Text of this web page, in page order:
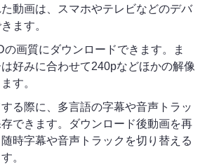
動画は、スマホやテレビなどのデバ
ます。
の画質にダウンロードできます。ま
好みに合わせて240pなどほかの解像
す。
る際に、多言語の字幕や音声トラッ
できます。ダウンロード後動画を再
時字幕や音声トラックを切り替える
。